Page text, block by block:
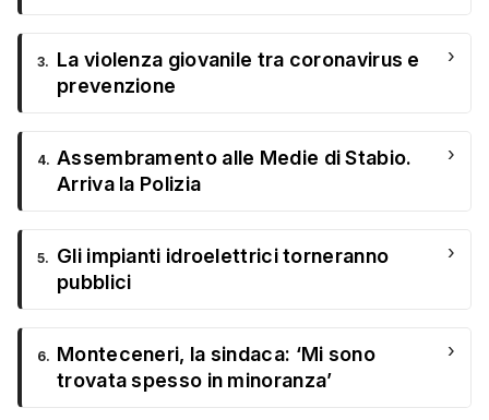
3. La violenza giovanile tra coronavirus e
prevenzione
›
4. Assembramento alle Medie di Stabio.
Arriva la Polizia
›
5. Gli impianti idroelettrici torneranno
pubblici
›
6. Monteceneri, la sindaca: ‘Mi sono
trovata spesso in minoranza’
›